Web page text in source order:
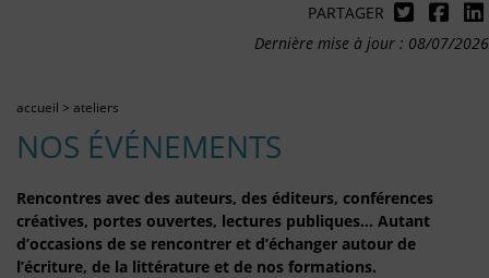
PARTAGER
Dernière mise à jour : 08/07/2026
accueil > ateliers
NOS ÉVÉNEMENTS
Rencontres avec des auteurs, des éditeurs, conférences
créatives, portes ouvertes, lectures publiques… Autant
d’occasions de se rencontrer et d’échanger autour de
l’écriture, de la littérature et de nos formations.